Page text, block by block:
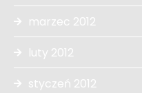
marzec 2012
luty 2012
styczeń 2012